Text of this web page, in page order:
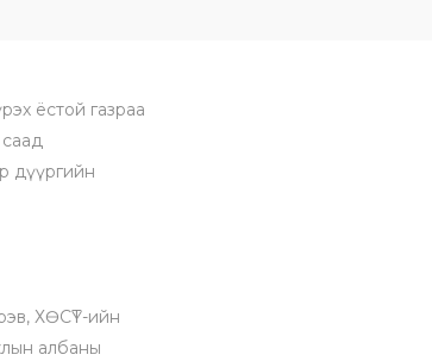
ёстой газраа
дүүргийн
ХӨСҮТ-ийн
албаны